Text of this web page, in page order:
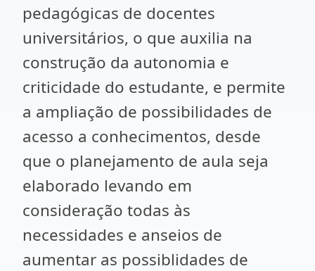
pedagógicas de docentes
universitários, o que auxilia na
construção da autonomia e
criticidade do estudante, e permite
a ampliação de possibilidades de
acesso a conhecimentos, desde
que o planejamento de aula seja
elaborado levando em
consideração todas às
necessidades e anseios de
aumentar as possiblidades de